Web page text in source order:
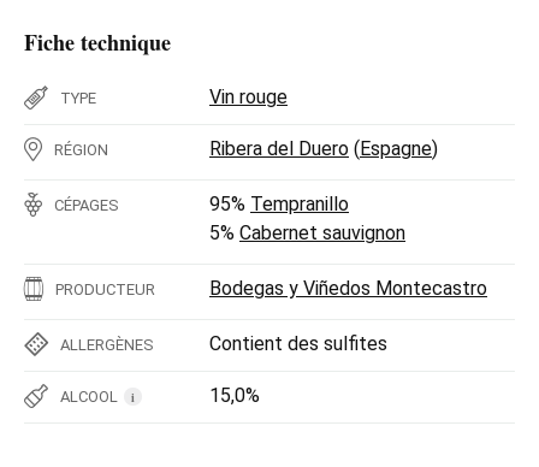
Fiche technique
TYPE Vin rouge
RÉGION Ribera del Duero (Espagne)
CÉPAGES 95% Tempranillo
5% Cabernet sauvignon
PRODUCTEUR Bodegas y Viñedos Montecastro
ALLERGÈNES Contient des sulfites
ALCOOL i 15,0%